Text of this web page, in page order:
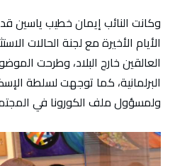
وكانت النائب إيمان خطيب ياسين
الأيام الأخيرة مع لجنة الحالات
العالقين خارج البلاد، وطرحت
البرلمانية، كما توجهت لسلطة
ولمسؤول ملف الكورونا في